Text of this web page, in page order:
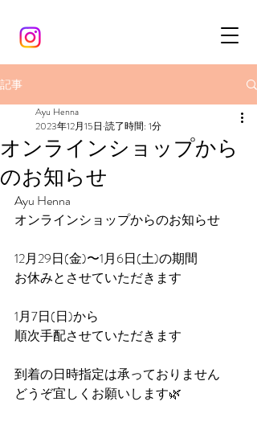
記事
オンラインショップから
のお知らせ
Ayu Henna
2023年12月15日 読了時間: 1分
Ayu Henna
オンラインショップからのお知らせ
12月29日(金)〜1月6日(土)の期間
お休みとさせていただきます
1月7日(日)から
順次手配させていただきます
到着の日時指定は承っておりません
どうぞ宜しくお願いします🌿